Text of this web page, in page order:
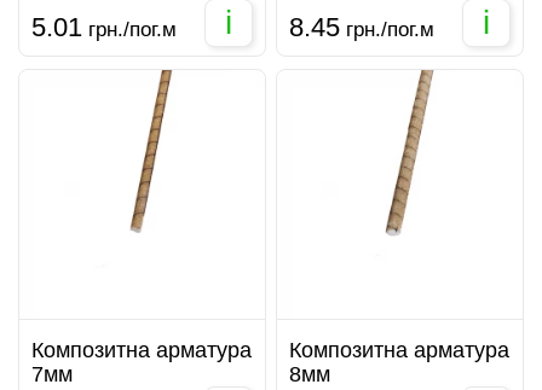
5.01 грн./пог.м i 8.45 грн./пог.м i
Композитна арматура
7мм
Композитна арматура
8мм